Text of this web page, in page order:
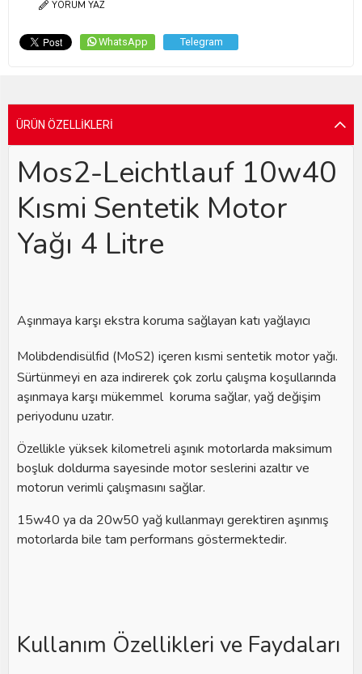
YORUM YAZ
WhatsApp Telegram
ÜRÜN ÖZELLIKLERI
Mos2-Leichtlauf 10w40
Kısmi Sentetik Motor
Yağı 4 Litre
Aşınmaya karşı ekstra koruma sağlayan katı yağlayıcı
Molibdendisülfid (MoS2) içeren kısmi sentetik motor yağı.
Sürtünmeyi en aza indirerek çok zorlu çalışma koşullarında
aşınmaya karşı mükemmel koruma sağlar, yağ değişim
periyodunu uzatır.
Özellikle yüksek kilometreli aşınık motorlarda maksimum
boşluk doldurma sayesinde motor seslerini azaltır ve
motorun verimli çalışmasını sağlar.
15w40 ya da 20w50 yağ kullanmayı gerektiren aşınmış
motorlarda bile tam performans göstermektedir.
Kullanım Özellikleri ve Faydaları